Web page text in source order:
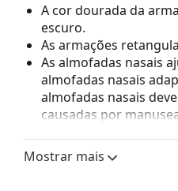
A cor dourada da
escuro.
As armações
As almofadas nasais
almofadas nasais
almofadas nasais
causadas por
Acessórios
Entregamos os óculos
Mostrar mais